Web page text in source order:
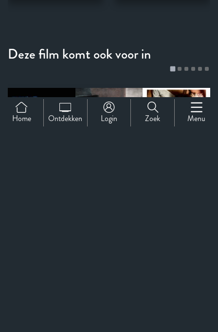
Home Ontdekken Login Zoek Menu